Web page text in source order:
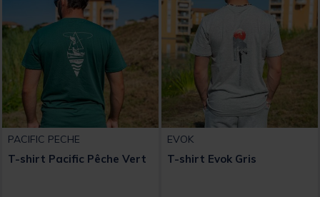
PACIFIC PECHE
T-shirt Pacific Pêche Vert
EVOK
T-shirt Evok Gris